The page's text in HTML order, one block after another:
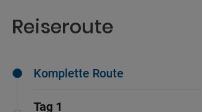
Reiseroute
Komplette Route
Tag 1